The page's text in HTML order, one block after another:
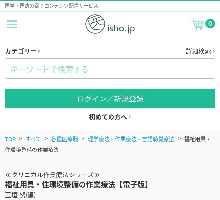
医学・医療の電子コンテンツ配信サービス
0
カテゴリー 詳細検索
ログイン／新規登録
初めての方へ
TOP すべて 各種医療職 理学療法・作業療法・言語聴覚療法
福祉用具・
住環境整備の作業療法
≪クリニカル作業療法シリーズ≫
福祉用具・住環境整備の作業療法【電子版】
玉垣 努(編)